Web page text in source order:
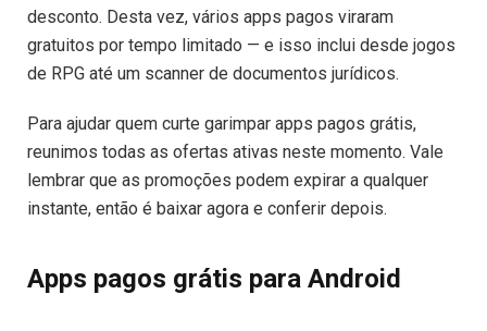
desconto. Desta vez, vários apps pagos viraram
gratuitos por tempo limitado — e isso inclui desde jogos
de RPG até um scanner de documentos jurídicos.
Para ajudar quem curte garimpar apps pagos grátis,
reunimos todas as ofertas ativas neste momento. Vale
lembrar que as promoções podem expirar a qualquer
instante, então é baixar agora e conferir depois.
Apps pagos grátis para Android